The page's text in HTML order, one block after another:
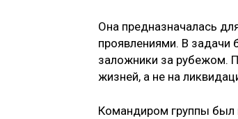
Она предназначалась
проявлениями. В задачи
заложники за рубежом.
жизней, а не на
Командиром группы был